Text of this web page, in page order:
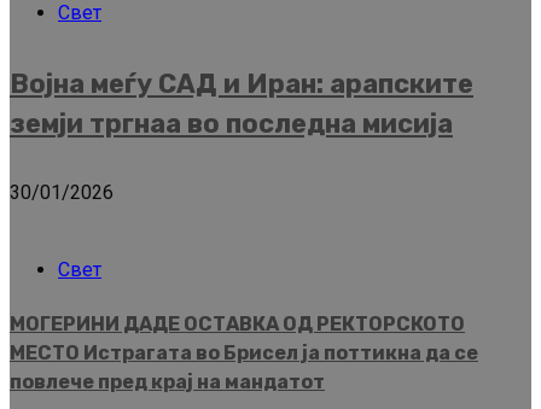
Свет
Војна меѓу САД и Иран: арапските
земји тргнаа во последна мисија
30/01/2026
Свет
МОГЕРИНИ ДАДЕ ОСТАВКА ОД РЕКТОРСКОТО
МЕСТО Истрагата во Брисел ја поттикна да се
повлече пред крај на мандатот